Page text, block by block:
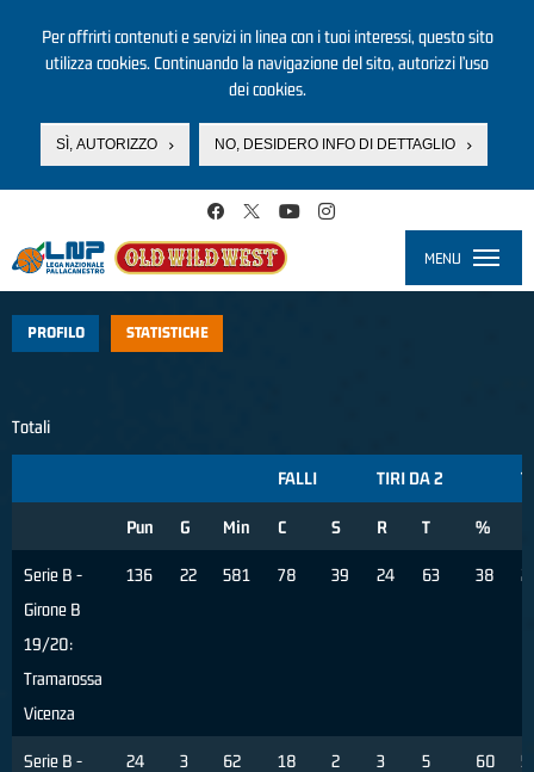
Per offrirti contenuti e servizi in linea con i tuoi interessi, questo sito
utilizza cookies. Continuando la navigazione del sito, autorizzi l’uso
dei cookies.
SÌ, AUTORIZZO NO, DESIDERO INFO DI DETTAGLIO
MENU
PROFILO STATISTICHE
Totali
FALLI TIRI DA 2
Pun G Min C S R T %
Serie B -
Girone B
19/20:
Tramarossa
Vicenza
136 22 581 78 39 24 63 38
Serie B -
24 3 62 18 2 3 5 60 5